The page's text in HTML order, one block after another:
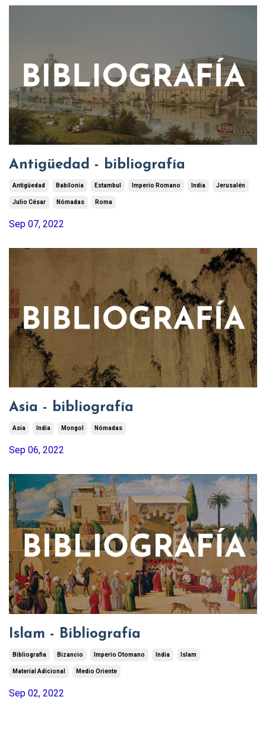
Antigüedad - bibliografía
Antigüedad Babilonia Estambul Imperio Romano India Jerusalén
Julio César Nómadas Roma
Sep 07, 2022
Asia - bibliografía
Asia India Mongol Nómadas
Sep 06, 2022
Islam - Bibliografía
Bibliografia Bizancio Imperio Otomano India Islam
Material Adicional Medio Oriente
Sep 02, 2022